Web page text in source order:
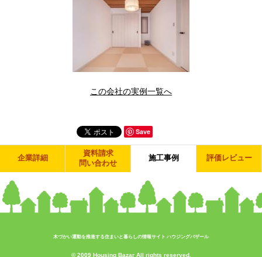
この会社の実例一覧へ
Save
企業詳細
資料請求
問い合わせ
施工事例 評価レビュー
木づかい運動を推進する住まいと暮らしの情報サイト ハウジングバザール
© 2009 Housing Bazar All rights reserved.